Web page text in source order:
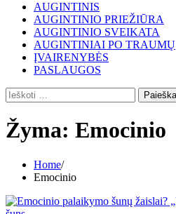
AUGINTINIS
AUGINTINIO PRIEŽIŪRA
AUGINTINIO SVEIKATA
AUGINTINIAI PO TRAUMŲ
ĮVAIRENYBĖS
PASLAUGOS
Ieškoti:
Žyma: Emocinio
Home
Emocinio